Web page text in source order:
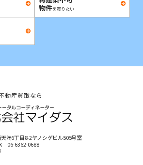
物件を売りたい
動産買取なら
満6丁目8-2ヤノシゲビル505号室
6362-0688